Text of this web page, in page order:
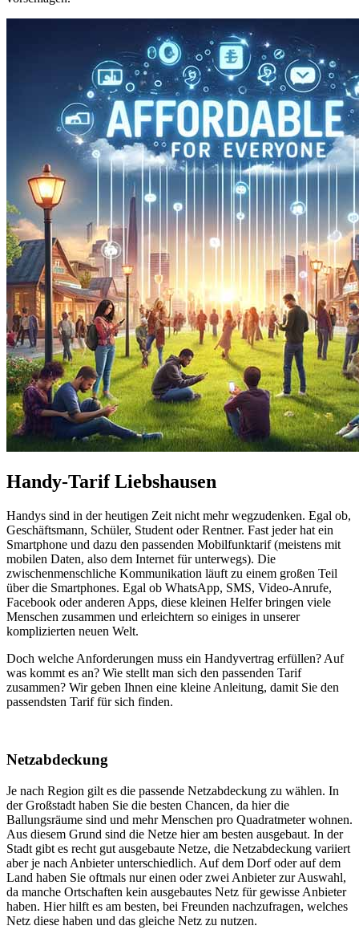
Handy-Tarif Liebshausen
Handys sind in der heutigen Zeit nicht mehr wegzudenken. Egal ob,
Geschäftsmann, Schüler, Student oder Rentner. Fast jeder hat ein
Smartphone und dazu den passenden Mobilfunktarif (meistens mit
mobilen Daten, also dem Internet für unterwegs). Die
zwischenmenschliche Kommunikation läuft zu einem großen Teil
über die Smartphones. Egal ob WhatsApp, SMS, Video-Anrufe,
Facebook oder anderen Apps, diese kleinen Helfer bringen viele
Menschen zusammen und erleichtern so einiges in unserer
komplizierten neuen Welt.
Doch welche Anforderungen muss ein Handyvertrag erfüllen? Auf
was kommt es an? Wie stellt man sich den passenden Tarif
zusammen? Wir geben Ihnen eine kleine Anleitung, damit Sie den
passendsten Tarif für sich finden.
Netzabdeckung
Je nach Region gilt es die passende Netzabdeckung zu wählen. In
der Großstadt haben Sie die besten Chancen, da hier die
Ballungsräume sind und mehr Menschen pro Quadratmeter wohnen.
Aus diesem Grund sind die Netze hier am besten ausgebaut. In der
Stadt gibt es recht gut ausgebaute Netze, die Netzabdeckung variiert
aber je nach Anbieter unterschiedlich. Auf dem Dorf oder auf dem
Land haben Sie oftmals nur einen oder zwei Anbieter zur Auswahl,
da manche Ortschaften kein ausgebautes Netz für gewisse Anbieter
haben. Hier hilft es am besten, bei Freunden nachzufragen, welches
Netz diese haben und das gleiche Netz zu nutzen.